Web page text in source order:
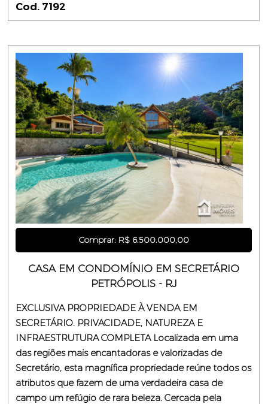
Cod. 7192
Comprar: R$ 6.500.000,00
CASA EM CONDOMÍNIO EM SECRETÁRIO
PETRÓPOLIS - RJ
EXCLUSIVA PROPRIEDADE À VENDA EM
SECRETÁRIO. PRIVACIDADE, NATUREZA E
INFRAESTRUTURA COMPLETA Localizada em uma
das regiões mais encantadoras e valorizadas de
Secretário, esta magnífica propriedade reúne todos os
atributos que fazem de uma verdadeira casa de
campo um refúgio de rara beleza. Cercada pela